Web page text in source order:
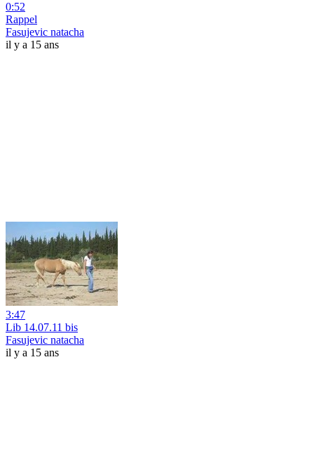
0:52
Rappel
Fasujevic natacha
il y a 15 ans
3:47
Lib 14.07.11 bis
Fasujevic natacha
il y a 15 ans